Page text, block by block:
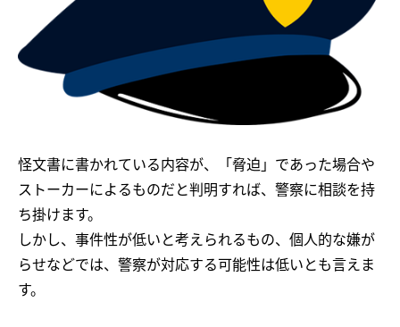
怪文書に書かれている内容が、「脅迫」であった場合や
ストーカーによるものだと判明すれば、警察に相談を持
ち掛けます。
しかし、事件性が低いと考えられるもの、個人的な嫌が
らせなどでは、警察が対応する可能性は低いとも言えま
す。